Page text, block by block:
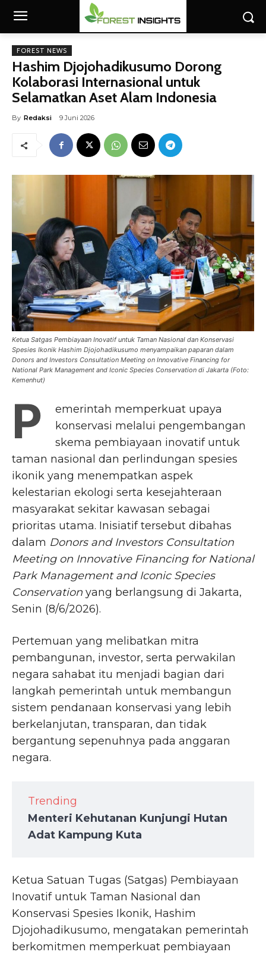
FOREST NEWS
Hashim Djojohadikusumo Dorong
Kolaborasi Internasional untuk
Selamatkan Aset Alam Indonesia
By Redaksi 9 Juni 2026
Ketua Satgas Pembiayaan Inovatif untuk Taman Nasional dan Konservasi
Spesies Ikonik Hashim Djojohadikusumo menyampaikan paparan dalam
Donors and Investors Consultation Meeting on Innovative Financing for
National Park Management and Iconic Species Conservation di Jakarta (Foto:
Kemenhut)
P
emerintah memperkuat upaya
konservasi melalui pengembangan
skema pembiayaan inovatif untuk
taman nasional dan perlindungan spesies
ikonik yang menempatkan aspek
kelestarian ekologi serta kesejahteraan
masyarakat sekitar kawasan sebagai
prioritas utama. Inisiatif tersebut dibahas
dalam Donors and Investors Consultation
Meeting on Innovative Financing for National
Park Management and Iconic Species
Conservation yang berlangsung di Jakarta,
Senin (8/6/2026).
Pertemuan yang melibatkan mitra
pembangunan, investor, serta perwakilan
negara sahabat itu menjadi bagian dari
langkah pemerintah untuk membangun
sistem pendanaan konservasi yang lebih
berkelanjutan, transparan, dan tidak
bergantung sepenuhnya pada anggaran
negara.
Trending
Menteri Kehutanan Kunjungi Hutan
Adat Kampung Kuta
Ketua Satuan Tugas (Satgas) Pembiayaan
Inovatif untuk Taman Nasional dan
Konservasi Spesies Ikonik, Hashim
Djojohadikusumo, mengatakan pemerintah
berkomitmen memperkuat pembiayaan